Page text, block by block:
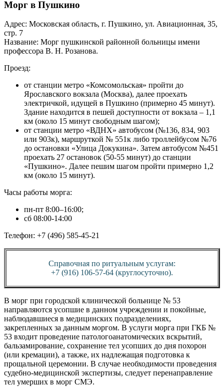
Морг в Пушкино
Адрес: Московская область, г. Пушкино, ул. Авиационная, 35,
стр. 7
Название: Морг пушкинской районной больницы имени
профессора В. Н. Розанова.
Проезд:
от станции метро «Комсомольская» пройти до
Ярославского вокзала (Москва), далее проехать
электричкой, идущей в Пушкино (примерно 45 минут).
Здание находится в пешей доступности от вокзала – 1,1
км (около 15 минут свободным шагом);
от станции метро «ВДНХ» автобусом (№136, 834, 903
или 903к), маршруткой № 551к либо троллейбусом №76
до остановки «Улица Докукина». Затем автобусом №451
проехать 27 остановок (50-55 минут) до станции
«Пушкино». Далее пешим шагом пройти примерно 1,2
км (около 15 минут).
Часы работы морга:
пн-пт 8:00–16:00;
сб 08:00-14:00
Телефон: +7 (496) 585‑45-21
Справочная по ритуальным услугам:
+7 (916) 106-57-64 (круглосуточно).
В морг при городской клинической больнице № 53
направляются усопшие в данном учреждении и покойные,
наблюдавшиеся в медицинских подразделениях,
закрепленных за данным моргом. В услуги морга при ГКБ №
53 входит проведение патологоанатомических вскрытий,
бальзамирование, сохранение тел усопших до дня похорон
(или кремации), а также, их надлежащая подготовка к
прощальной церемонии. В случае необходимости проведения
судебно-медицинской экспертизы, следует перенаправление
тел умерших в морг СМЭ.